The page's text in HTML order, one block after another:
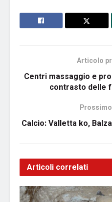
Articolo
Centri massaggio e
contrasto delle
Calcio: Valletta ko,
Articoli correlati